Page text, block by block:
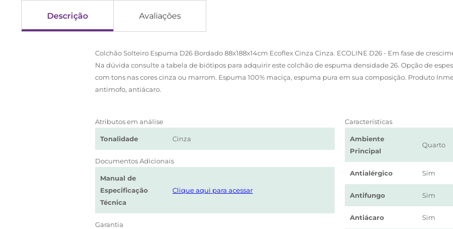
Descrição Avaliações
Colchão Solteiro Espuma D26 Bordado 88x188x14cm Ecoflex Cinza Cinza. ECOLINE D26 - Em fase de
Na dúvida consulte a tabela de biótipos para adquirir este colchão de espuma densidade 26. Opção de
com tons nas cores cinza ou marrom. Espuma 100% maciça, espuma pura em sua composição. Produto
antimofo, antiácaro.
Atributos em análise
Tonalidade Cinza
Documentos Adicionais
Manual de
Especificação
Técnica
Clique aqui para acessar
Garantia
Características
Ambiente
Principal
Quarto
Antialérgico Sim
Antifungo Sim
Antiácaro Sim